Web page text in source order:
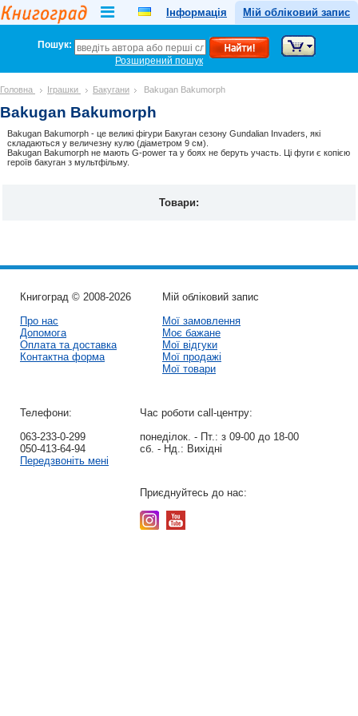
Інформація Мій обліковий запис
Пошук:
Розширений пошук
Головна Іграшки Бакугани Bakugan Bakumorph
Bakugan Bakumorph
Bakugan Bakumorph - це великі фігури Бакуган сезону Gundalian Invaders, які
складаються у величезну кулю (діаметром 9 см).
Bakugan Bakumorph не мають G-power та у боях не беруть участь. Ці фуги є копією
героїв бакуган з мультфільму.
Товари:
Книгоград © 2008-2026
Про нас
Допомога
Оплата та доставка
Контактна форма
Мій обліковий запис
Мої замовлення
Моє бажане
Мої відгуки
Мої продажі
Мої товари
Телефони:
063-233-0-299
050-413-64-94
Передзвоніть мені
Час роботи call-центру:
понеділок. - Пт.: з 09-00 до 18-00
сб. - Нд.: Вихідні
Приєднуйтесь до нас: